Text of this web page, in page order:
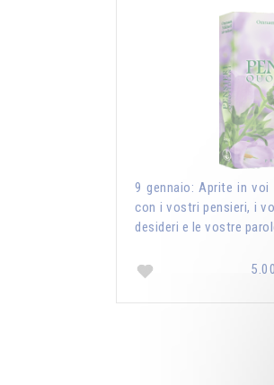
9 gennaio: Aprite in voi
con i vostri pensieri, i
desideri e le vostre